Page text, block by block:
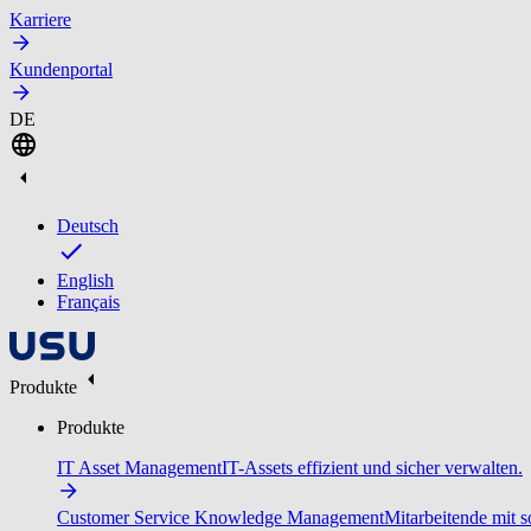
Karriere
Kundenportal
DE
Deutsch
English
Français
Produkte
Produkte
IT Asset ManagementIT-Assets effizient und sicher verwalten.
Customer Service Knowledge ManagementMitarbeitende mit